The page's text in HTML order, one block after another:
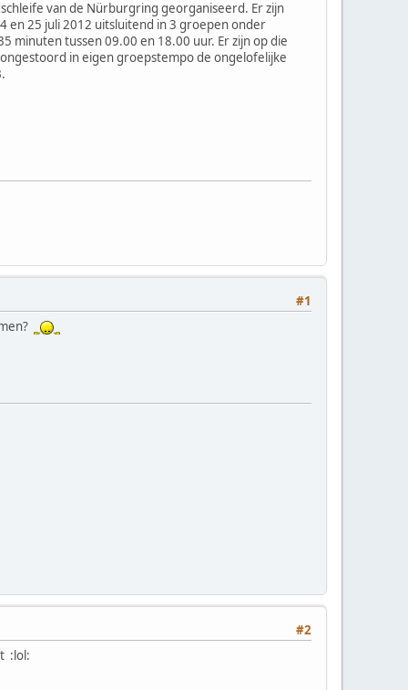
van de Nürburgring georganiseerd. Er zijn
en 25 juli 2012 uitsluitend in 3 groepen onder
minuten tussen 09.00 en 18.00 uur. Er zijn op die
in eigen groepstempo de ongelofelijke
#1
#2
:lol: